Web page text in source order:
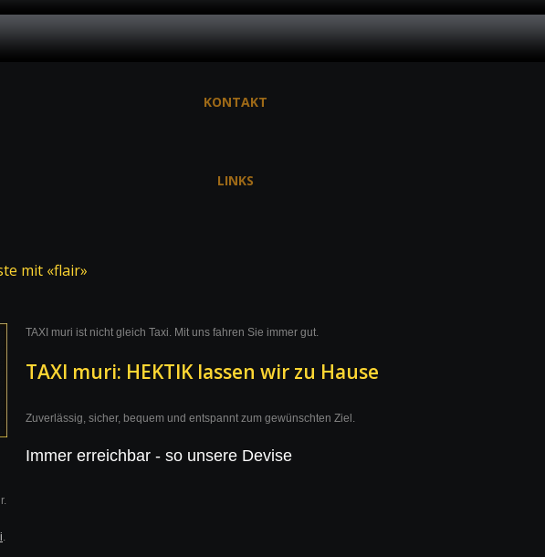
KONTAKT
LINKS
mit «flair»
TAXI muri ist nicht gleich Taxi. Mit uns fahren Sie immer gut.
TAXI muri: HEKTIK lassen wir zu Hause
Zuverlässig, sicher, bequem und entspannt zum gewünschten Ziel.
Immer erreichbar - so unsere Devise
.